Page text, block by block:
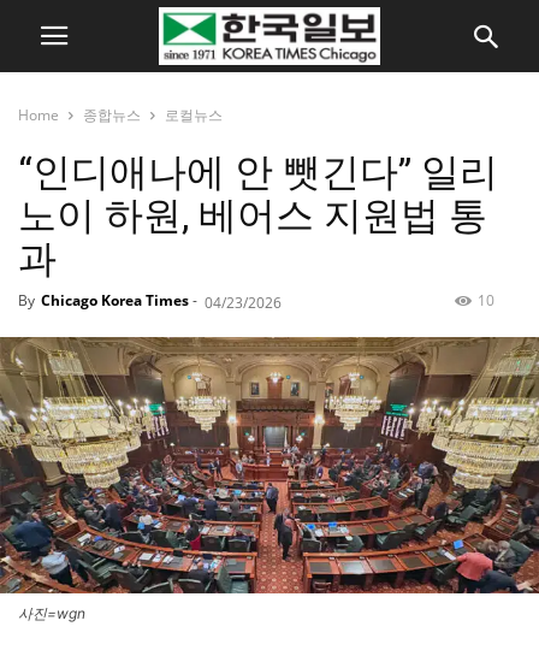
Home 종합뉴스 로컬뉴스
“인디애나에 안 뺏긴다” 일리
노이 하원, 베어스 지원법 통
과
By Chicago Korea Times- 04/23/2026 10
사진=wgn